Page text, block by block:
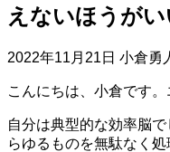
えないほうが
2022年11月21日 小倉勇
こんにちは、小倉です。
自分は典型的な効率脳
らゆるものを無駄なく